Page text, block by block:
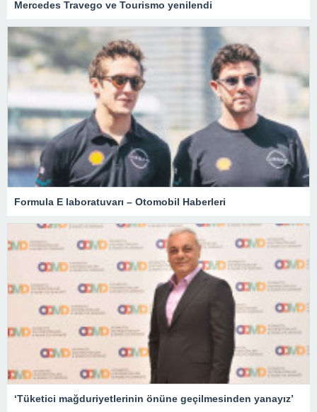
Mercedes Travego ve Tourismo yenilendi
Formula E laboratuvarı – Otomobil Haberleri
‘Tüketici mağduriyetlerinin önüne geçilmesinden yanayız’